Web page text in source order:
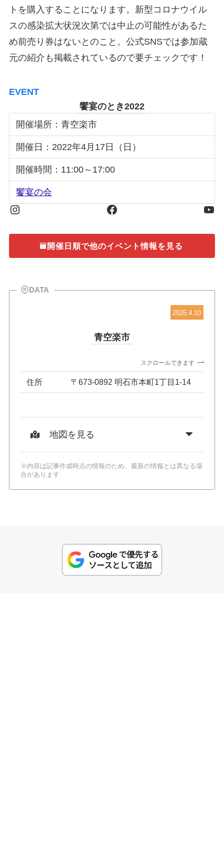
トを購入することになります。新型コロナウイル
スの感染拡大状況次第では中止の可能性があるた
め前売り券はないとのこと。公式SNSでは参加蔵
元の紹介も掲載されているので要チェックです！
EVENT
饗宴のとき2022
開催場所：青空楽市
開催日：2022年4月17日（日）
開催時間：11:00～17:00
饗宴の会
Instagram Facebook
開催日順で他のイベント情報を見る
DATA
2025.4.10
青空楽市
スクロールできます
住所 〒673-0892 明石市本町1丁目1-14
地図を見る
※内容は記事作成時点の情報のため、最新の情報とは異なる場
合があります